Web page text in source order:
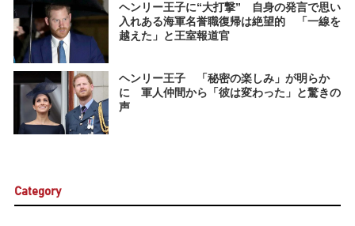
ヘンリー王子に“大打撃” 自身の発言で思い
入れある海軍名誉職復帰は絶望的 「一線を
越えた」と王室報道官
ヘンリー王子 「秘密の楽しみ」が明らか
に 軍人仲間から「彼は変わった」と驚きの
声
Category